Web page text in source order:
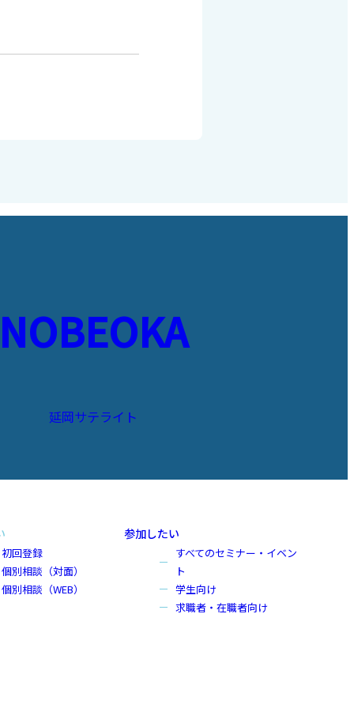
延岡サテライト
初回登録
個別相談（対面）
個別相談（WEB）
参加したい
すべてのセミナー・イベン
ト
学生向け
求職者・在職者向け